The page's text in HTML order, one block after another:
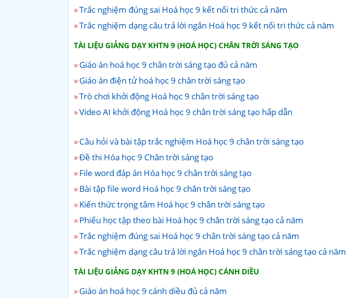
Trắc nghiệm đúng sai Hoá học 9 kết nối tri thức cả năm
Trắc nghiệm dạng câu trả lời ngắn Hoá học 9 kết nối tri thức cả năm
TÀI LIỆU GIẢNG DẠY KHTN 9 (HOÁ HỌC) CHÂN TRỜI SÁNG TẠO
Giáo án hoá học 9 chân trời sáng tạo đủ cả năm
Giáo án điện tử hoá học 9 chân trời sáng tạo
Trò chơi khởi động Hoá học 9 chân trời sáng tạo
Video AI khởi động Hoá học 9 chân trời sáng tạo hấp dẫn
Câu hỏi và bài tập trắc nghiệm Hoá học 9 chân trời sáng tạo
Đề thi Hóa học 9 Chân trời sáng tạo
File word đáp án Hóa học 9 chân trời sáng tạo
Bài tập file word Hoá học 9 chân trời sáng tạo
Kiến thức trọng tâm Hoá học 9 chân trời sáng tạo
Phiếu học tập theo bài Hoá học 9 chân trời sáng tạo cả năm
Trắc nghiệm đúng sai Hoá học 9 chân trời sáng tạo cả năm
Trắc nghiệm dạng câu trả lời ngắn Hoá học 9 chân trời sáng tạo cả năm
TÀI LIỆU GIẢNG DẠY KHTN 9 (HOÁ HỌC) CÁNH DIỀU
Giáo án hoá học 9 cánh diều đủ cả năm